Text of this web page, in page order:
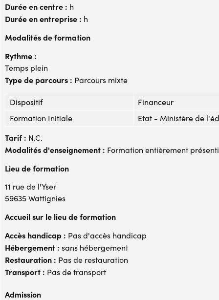
Durée en centre : h
Durée en entreprise : h
Modalités de formation
Rythme :
Temps plein
Type de parcours : Parcours mixte
Dispositif
Financeur
Formation Initiale
Etat - Ministère de
Tarif : N.C.
Modalités d'enseignement : Formation entièrement
Lieu de formation
11 rue de l'Yser
59635 Wattignies
Accueil sur le lieu de formation
Accès handicap : Pas d'accès handicap
Hébergement : sans hébergement
Restauration : Pas de restauration
Transport : Pas de transport
Admission